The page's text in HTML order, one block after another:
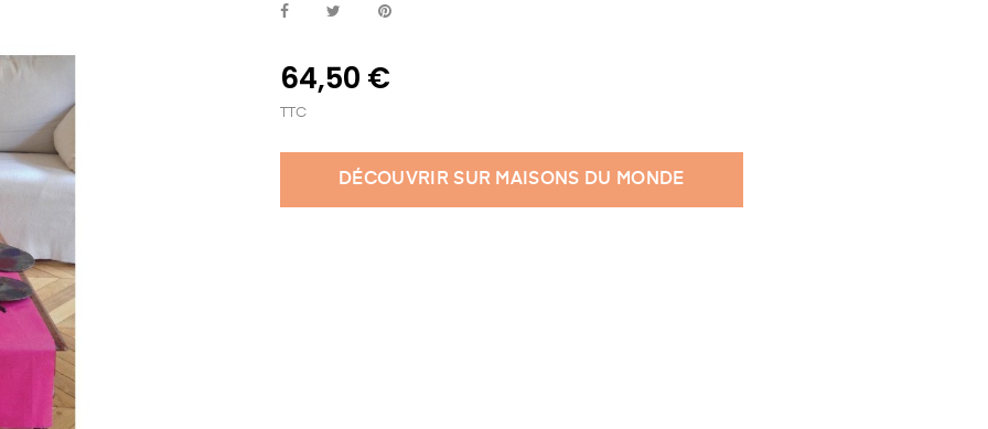
64,50 €
TTC
DÉCOUVRIR SUR MAISONS DU MONDE